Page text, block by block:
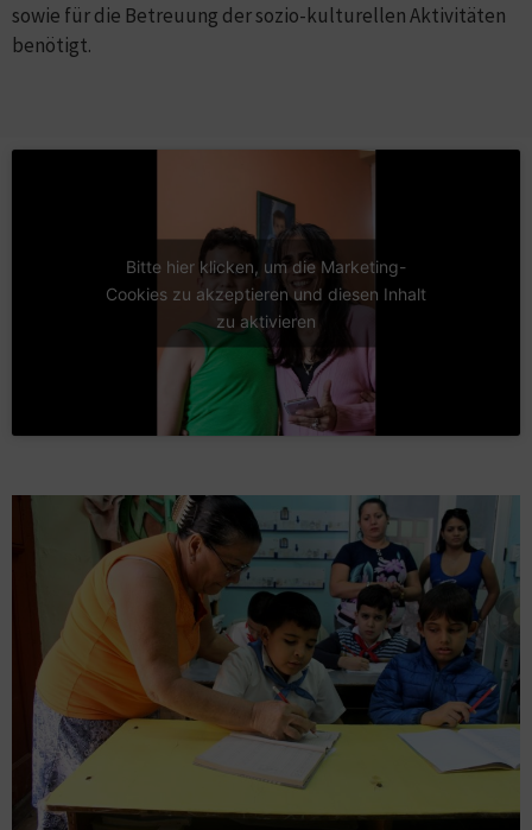
sowie für die Betreuung der sozio-kulturellen Aktivitäten
benötigt.
Bitte hier klicken, um die Marketing-
Cookies zu akzeptieren und diesen Inhalt
zu aktivieren